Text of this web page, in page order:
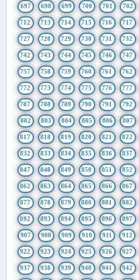
697 698 699 700 701 702
712 713 714 715 716 717
727 728 729 730 731 732
742 743 744 745 746 747
757 758 759 760 761 762
772 773 774 775 776 777
787 788 789 790 791 792
802 803 804 805 806 807
817 818 819 820 821 822
832 833 834 835 836 837
847 848 849 850 851 852
862 863 864 865 866 867
877 878 879 880 881 882
892 893 894 895 896 897
907 908 909 910 911 912
922 923 924 925 926 927
937 938 939 940 941 942